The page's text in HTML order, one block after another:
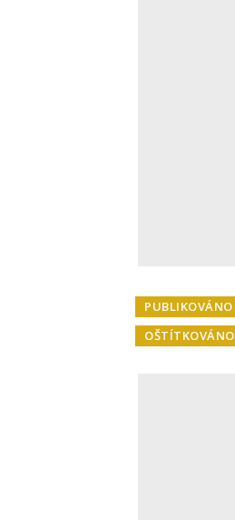
PUBLIKOVÁNO
OŠTÍTKOVÁNO